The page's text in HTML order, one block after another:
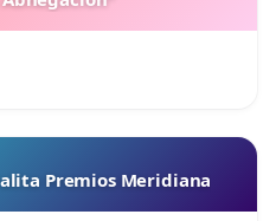
Premios Meridiana